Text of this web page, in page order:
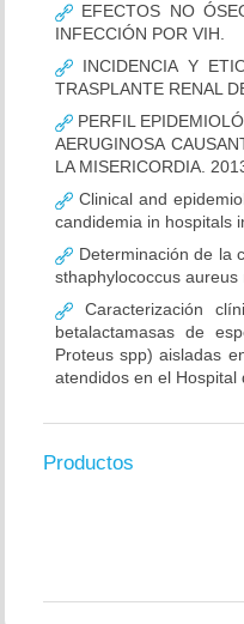
EFECTOS NO
INFECCIÓN POR VIH.
INCIDENCIA Y
TRASPLANTE RENAL
PERFIL
AERUGINOSA
LA MISERICORDIA.
Clinical and
candidemia in hospitals
Determinación de la
sthaphylococcus
Caracterización
betalactamasas de
Proteus spp) aisladas
atendidos en el
Productos